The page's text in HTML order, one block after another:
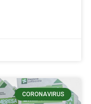
CORONAVIRUS